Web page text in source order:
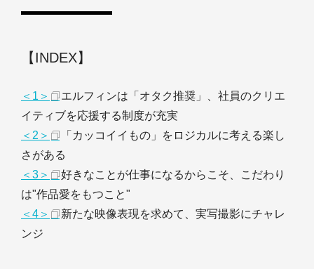
【INDEX】
＜1＞
エルフィンは「オタク推奨」、社員のクリエ
イティブを応援する制度が充実
＜2＞
「カッコイイもの」をロジカルに考える楽し
さがある
＜3＞
好きなことが仕事になるからこそ、こだわり
は"作品愛をもつこと"
＜4＞
新たな映像表現を求めて、実写撮影にチャレ
ンジ